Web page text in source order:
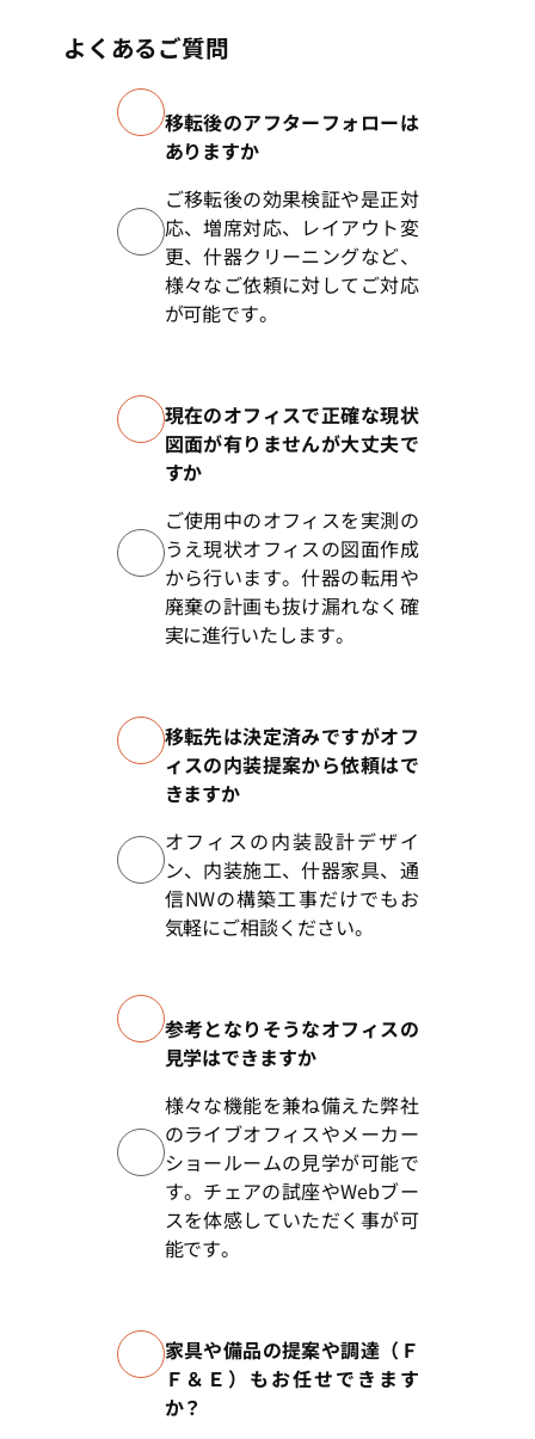
よくあるご質問
移転後のアフターフォローは
ありますか
ご移転後の効果検証や是正対
応、増席対応、レイアウト変
更、什器クリーニングなど、
様々なご依頼に対してご対応
が可能です。
現在のオフィスで正確な現状
図面が有りませんが大丈夫で
すか
ご使用中のオフィスを実測の
うえ現状オフィスの図面作成
から行います。什器の転用や
廃棄の計画も抜け漏れなく確
実に進行いたします。
移転先は決定済みですがオフ
ィスの内装提案から依頼はで
きますか
オフィスの内装設計デザイ
ン、内装施工、什器家具、通
信NWの構築工事だけでもお
気軽にご相談ください。
参考となりそうなオフィスの
見学はできますか
様々な機能を兼ね備えた弊社
のライブオフィスやメーカー
ショールームの見学が可能で
す。チェアの試座やWebブー
スを体感していただく事が可
能です。
家具や備品の提案や調達（Ｆ
Ｆ＆Ｅ）もお任せできます
か？